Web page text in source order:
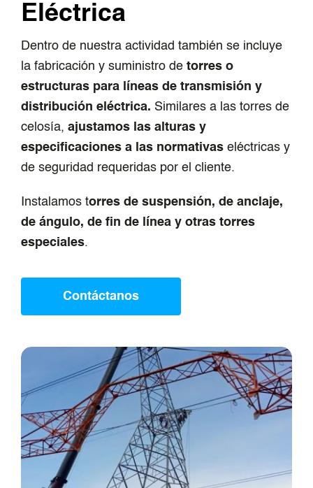
Eléctrica
Dentro de nuestra actividad también se incluye
la fabricación y suministro de torres o
estructuras para líneas de transmisión y
distribución eléctrica. Similares a las torres de
celosía, ajustamos las alturas y
especificaciones a las normativaseléctricas y
de seguridad requeridas por el cliente.
Instalamos torres de suspensión, de anclaje,
de ángulo, de fin de línea y otras torres
especiales.
Contáctanos